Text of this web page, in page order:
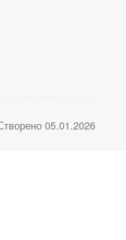
05.01.2026